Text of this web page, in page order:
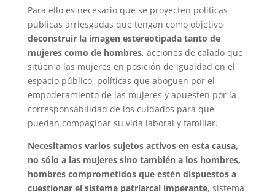
Para ello es necesario que se proyecten políticas
públicas arriesgadas que tengan como objetivo
deconstruir la imagen estereotipada tanto de
mujeres como de hombres, acciones de calado que
sitúen a las mujeres en posición de igualdad en el
espacio público, políticas que aboguen por el
empoderamiento de las mujeres y apuesten por la
corresponsabilidad de los cuidados para que
puedan compaginar su vida laboral y familiar.
Necesitamos varios sujetos activos en esta causa,
no sólo a las mujeres sino también a los hombres,
hombres comprometidos que estén dispuestos a
cuestionar el sistema patriarcal imperante, sistema